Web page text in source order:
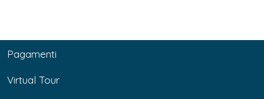
Pagamenti
Virtual Tour